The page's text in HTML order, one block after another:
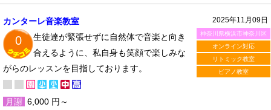
2025年11月09日
神奈川県横浜市神奈川区
オンライン対応
リトミック教室
ピアノ教室
カンターレ音楽教室
0
生徒達が緊張せずに自然体で音楽と向き
合えるように、私自身も笑顔で楽しみな
がらのレッスンを目指しております。
月謝 6,000 円～